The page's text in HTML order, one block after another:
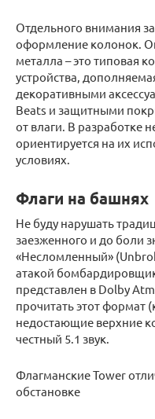
Отдельного внимания
оформление колонок.
металла – это типовая
устройства,
декоративными
Beats и защитными
от влаги. В разработке
ориентируется на их
условиях.
Флаги на башнях
Не буду нарушать
заезженного и до боли
«Несломленный»
атакой
представлен в Dolby
прочитать этот формат
недостающие верхние
честный 5.1 звук.
Флагманские Tower
обстановке